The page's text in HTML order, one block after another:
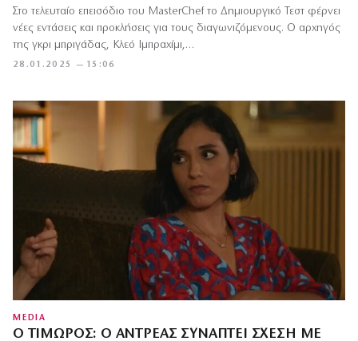
28.01.2025 — 15:06
Στο τελευταίο επεισόδιο του MasterChef το Δημιουργικό Τεστ φέρνει
νέες εντάσεις και προκλήσεις για τους διαγωνιζόμενους. Ο αρχηγός
της γκρι μπριγάδας, Κλεό Ιμπραχίμι,…
MEDIA
Ο ΤΙΜΩΡΌΣ: Ο ΑΝΤΡΈΑΣ ΣΥΝΆΠΤΕΙ ΣΧΈΣΗ ΜΕ